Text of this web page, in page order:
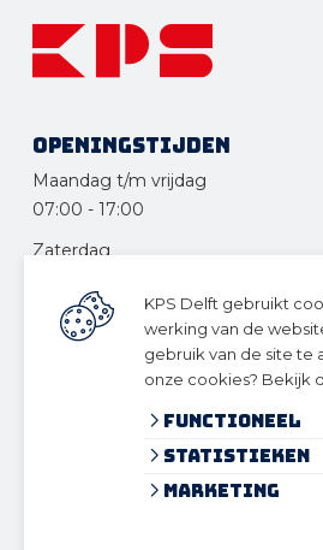
Openingstijden
Maandag t/m vrijdag
07:00 - 17:00
Zaterdag
Zondag en feestdagen
gesloten
KPS Delft gebruikt
werking van de
gebruik van de site te
onze cookies? Bekijk
Functioneel
Statistieken
Marketing